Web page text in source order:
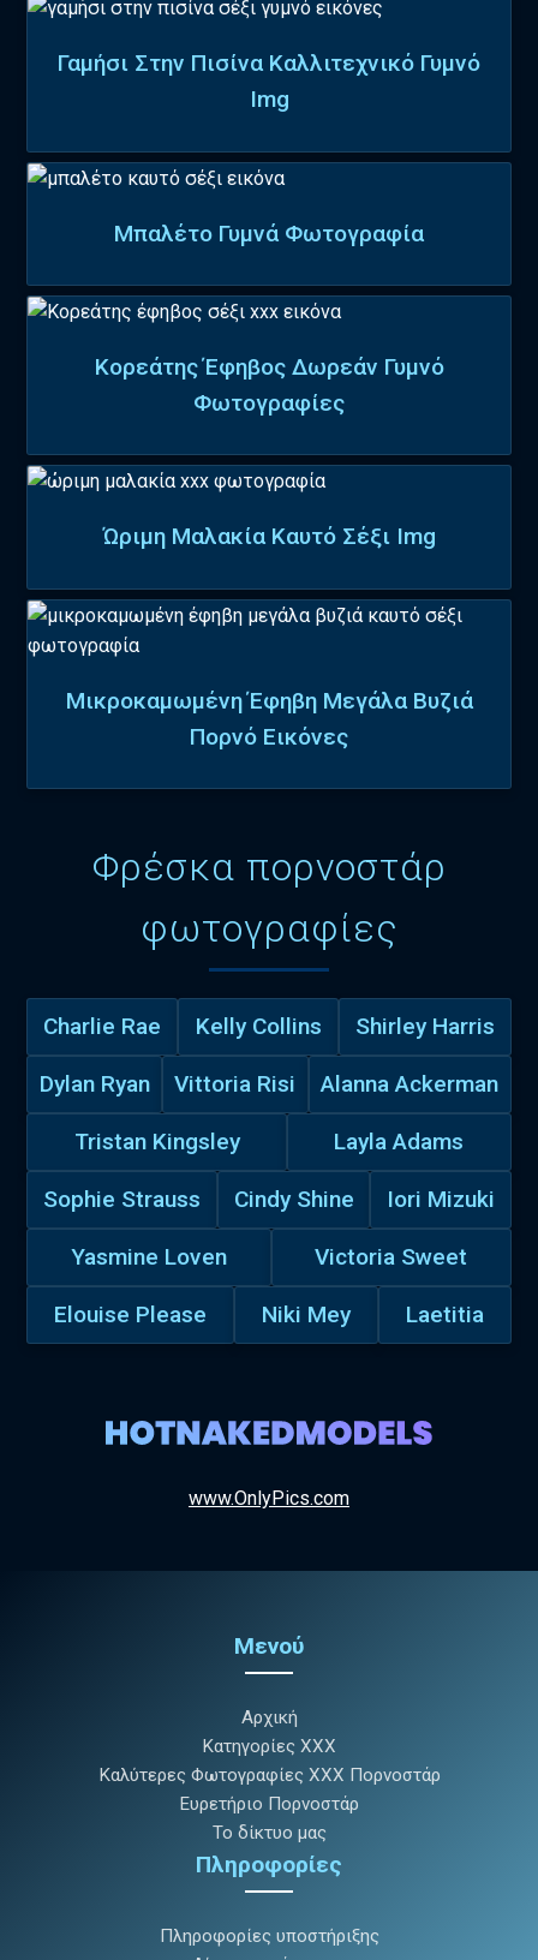
Γαμήσι Στην Πισίνα Καλλιτεχνικό Γυμνό
Img
Μπαλέτο Γυμνά Φωτογραφία
Κορεάτης Έφηβος Δωρεάν Γυμνό
Φωτογραφίες
Ώριμη Μαλακία Καυτό Σέξι Img
Μικροκαμωμένη Έφηβη Μεγάλα Βυζιά
Πορνό Εικόνες
Φρέσκα πορνοστάρ
φωτογραφίες
Charlie Rae Kelly Collins Shirley Harris
Dylan Ryan Vittoria Risi Alanna Ackerman
Tristan Kingsley Layla Adams
Sophie Strauss Cindy Shine Iori Mizuki
Yasmine Loven Victoria Sweet
Elouise Please Niki Mey Laetitia
www.OnlyPics.com
Μενού
Αρχική
Κατηγορίες XXX
Καλύτερες Φωτογραφίες XXX Πορνοστάρ
Ευρετήριο Πορνοστάρ
Το δίκτυο μας
Πληροφορίες
Πληροφορίες υποστήριξης